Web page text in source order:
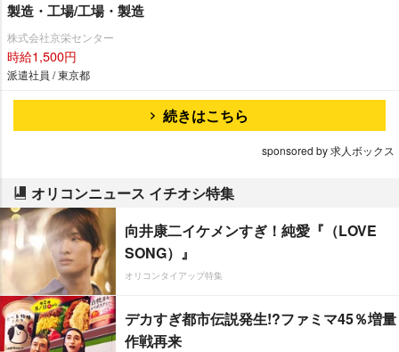
製造・工場/工場・製造
株式会社京栄センター
時給1,500円
派遣社員 / 東京都
続きはこちら
sponsored by 求人ボックス
オリコンニュース イチオシ特集
向井康二イケメンすぎ！純愛『（LOVE
SONG）』
オリコンタイアップ特集
デカすぎ都市伝説発生!?ファミマ45％増量
作戦再来